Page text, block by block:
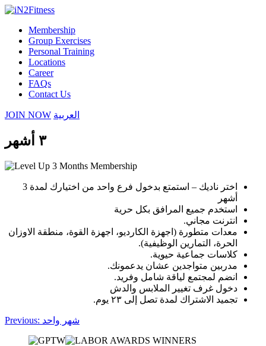
Membership
Group Exercises
Personal Training
Locations
Career
FAQs
Contact Us
JOIN NOW العربية
٣ أشهر
اختر ناديك – استمتع بدخول فرع واحد من اختيارك لمدة 3
أشهر
استخدم جميع المرافق بكل حرية
انترنت مجاني.
معدات متطورة (اجهزة الكارديو، اجهزة القوة، منطقة الاوزان
الحرة، التمارين الوظيفية).
كلاسات جماعية حيوية.
مدربين متواجدين عشان يدعمونك.
انضم لمجتمع لياقة شامل وفريد.
دخول غرف تغيير الملابس والدش
تجميد الاشتراك لمدة تصل إلى ٢٣ يوم.
Post
navigation
Previous: شهر واحد